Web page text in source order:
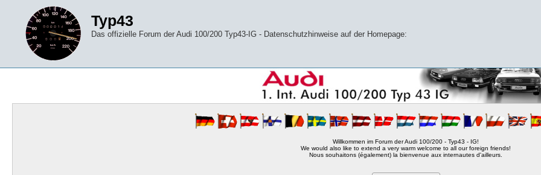
Typ43
Das offizielle Forum der Audi 100/200 Typ43-IG - Datenschutzhinweise auf der Homepage:
Willkommen im Forum der Audi 100/200 - Typ43 - IG!
We would also like to extend a very warm welcome to all our foreign friends!
Nous souhaitons (également) la bienvenue aux internautes d'ailleurs.